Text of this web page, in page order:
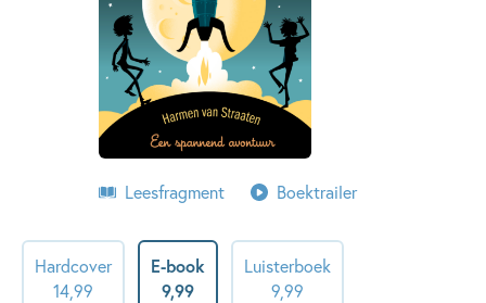
Leesfragment Boektrailer
Hardcover
1499
E-book
9,99
Luisterboek
999